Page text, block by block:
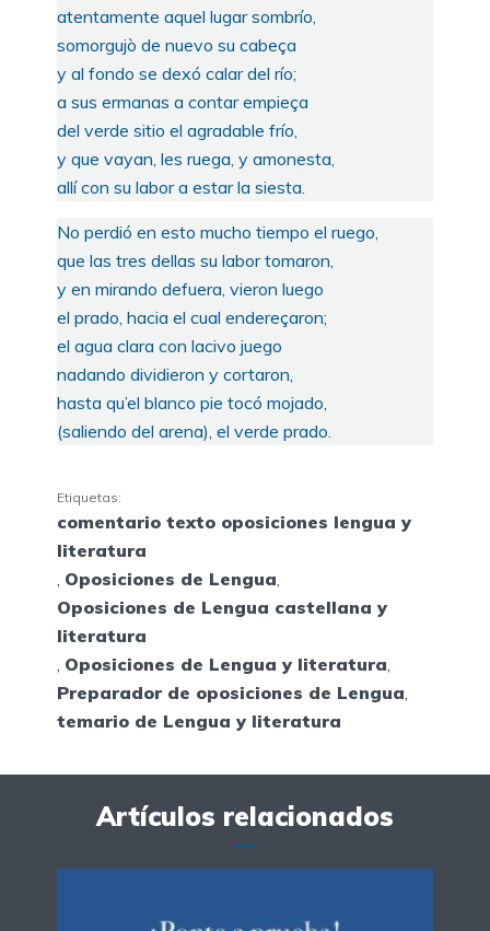
atentamente aquel lugar sombrío,
somorgujò de nuevo su cabeça
y al fondo se dexó calar del río;
a sus ermanas a contar empieça
del verde sitio el agradable frío,
y que vayan, les ruega, y amonesta,
allí con su labor a estar la siesta.
No perdió en esto mucho tiempo el ruego,
que las tres dellas su labor tomaron,
y en mirando defuera, vieron luego
el prado, hacia el cual endereçaron;
el agua clara con lacivo juego
nadando dividieron y cortaron,
hasta qu’el blanco pie tocó mojado,
(saliendo del arena), el verde prado.
Etiquetas:
comentario texto oposiciones lengua y
literatura
, Oposiciones de Lengua,
Oposiciones de Lengua castellana y
literatura
, Oposiciones de Lengua y literatura,
Preparador de oposiciones de Lengua,
temario de Lengua y literatura
Artículos relacionados